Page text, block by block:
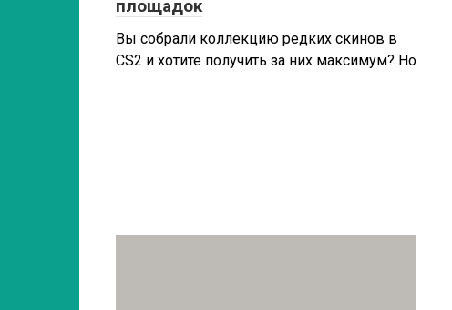
площадок
Вы собрали коллекцию редких скинов в
CS2 и хотите получить за них максимум? Но